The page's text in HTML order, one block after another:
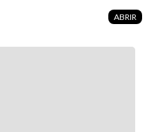
ABRIR